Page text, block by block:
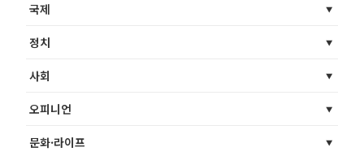
국제
정치
사회
오피니언
문화·라이프